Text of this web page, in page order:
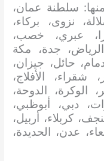
سلطنة عمان،
نزوى، بركاء،
عبري، خصب،
جدة، مكة
حائل، جيزان،
شقراء، الأفلاج،
الوكرة، الدوحة،
دبي، أبوظبي،
كربلاء، أربيل،
عدن، الحديدة،